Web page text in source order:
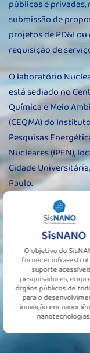
públicas e
submissão de
projetos de PD&I ou
requisição de
O laboratório
está sediado no
Química e Meio
(CEQMA) do
Pesquisas
Nucleares (IPEN),
Cidade
Paulo.
SisNANO
O objetivo do
fornecer infra-
suporte
pesquisadores,
órgãos públicos de
para o
inovação em